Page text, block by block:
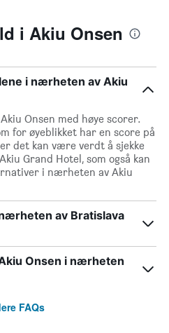
i Akiu Onsen
i nærheten av Akiu
Onsen med høye scorer.
for øyeblikket har en score på
det kan være verdt å sjekke
Grand Hotel, som også kan
i nærheten av Akiu
av Bratislava
Onsen i nærheten
FAQs